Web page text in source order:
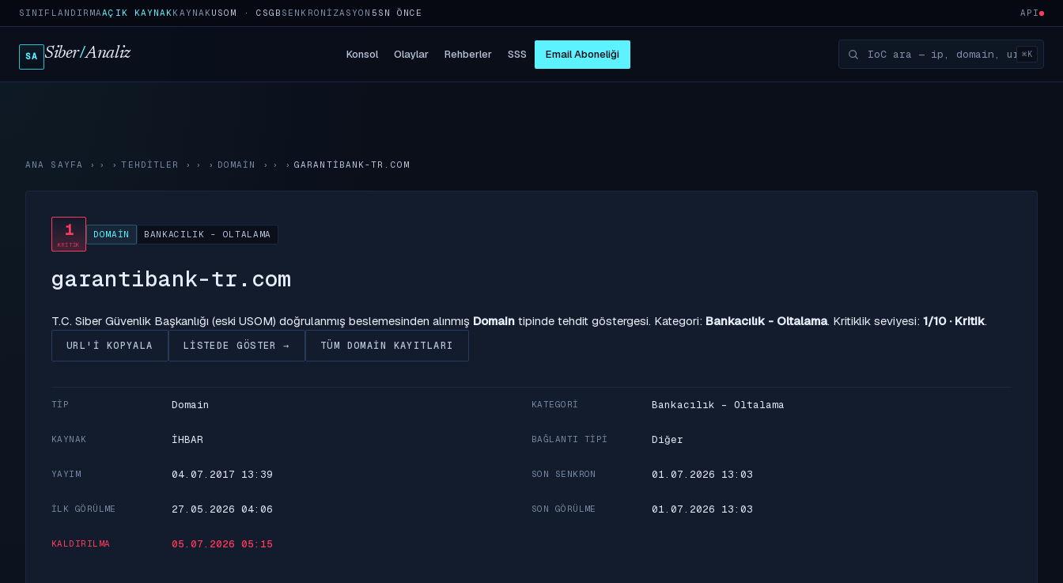
SINIFLANDIRMAAÇIK KAYNAKKAYNAKUSOM · CSGB SENKRONIZASYON 5SN ÖNCE API
SA Siber/Analiz Konsol Olaylar Rehberler SSS Email Aboneliği ⌘K
ANA SAYFA › TEHDITLER › DOMAIN › GARANTIBANK-TR.COM
1
KRITIK
DOMAIN BANKACILIK - OLTALAMA
garantibank-tr.com
T.C. Siber Güvenlik Başkanlığı (eski USOM) doğrulanmış beslemesinden alınmış Domain tipinde tehdit göstergesi. Kategori: Bankacılık - Oltalama. Kritiklik seviyesi: 1/10 · Kritik.
URL'I KOPYALA LISTEDE GÖSTER → TÜM DOMAIN KAYITLARI
TIP Domain KATEGORI Bankacılık - Oltalama
KAYNAK İHBAR BAĞLANTI TIPI Diğer
YAYIM 04.07.2017 13:39 SON SENKRON 01.07.2026 13:03
İLK GÖRÜLME 27.05.2026 04:06 SON GÖRÜLME 01.07.2026 13:03
KALDIRILMA 05.07.2026 05:15